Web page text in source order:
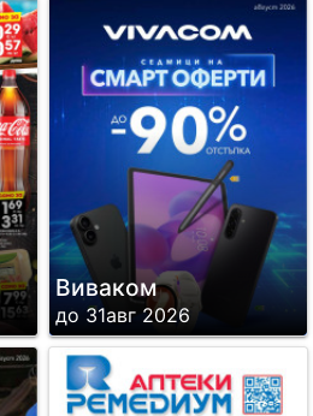
Виваком
до 31авг 2026